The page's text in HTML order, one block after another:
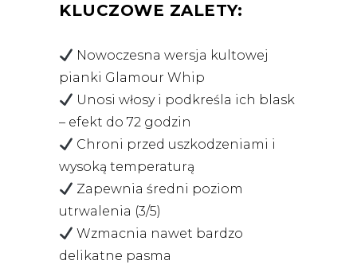
KLUCZOWE ZALETY:
Nowoczesna wersja kultowej
pianki Glamour Whip
Unosi włosy i podkreśla ich blask
– efekt do 72 godzin
Chroni przed uszkodzeniami i
wysoką temperaturą
Zapewnia średni poziom
utrwalenia (3/5)
Wzmacnia nawet bardzo
delikatne pasma